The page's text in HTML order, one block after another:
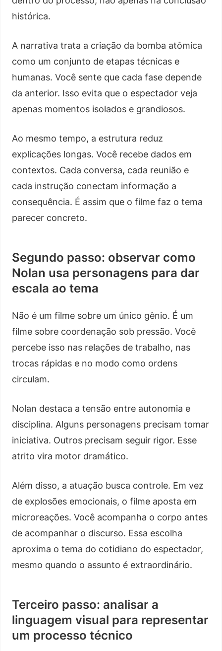
histórica.
A narrativa trata a criação da bomba atômica
como um conjunto de etapas técnicas e
humanas. Você sente que cada fase depende
da anterior. Isso evita que o espectador veja
apenas momentos isolados e grandiosos.
Ao mesmo tempo, a estrutura reduz
explicações longas. Você recebe dados em
contextos. Cada conversa, cada reunião e
cada instrução conectam informação a
consequência. É assim que o filme faz o tema
parecer concreto.
Segundo passo: observar como
Nolan usa personagens para dar
escala ao tema
Não é um filme sobre um único gênio. É um
filme sobre coordenação sob pressão. Você
percebe isso nas relações de trabalho, nas
trocas rápidas e no modo como ordens
circulam.
Nolan destaca a tensão entre autonomia e
disciplina. Alguns personagens precisam tomar
iniciativa. Outros precisam seguir rigor. Esse
atrito vira motor dramático.
Além disso, a atuação busca controle. Em vez
de explosões emocionais, o filme aposta em
microreações. Você acompanha o corpo antes
de acompanhar o discurso. Essa escolha
aproxima o tema do cotidiano do espectador,
mesmo quando o assunto é extraordinário.
Terceiro passo: analisar a
linguagem visual para representar
um processo técnico